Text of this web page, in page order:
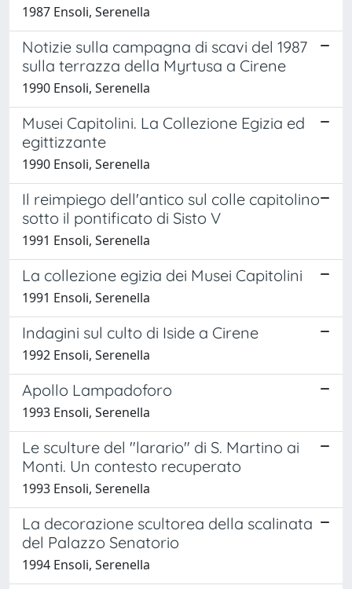
1987 Ensoli, Serenella
Notizie sulla campagna di scavi del 1987
sulla terrazza della Myrtusa a Cirene
1990 Ensoli, Serenella
Musei Capitolini. La Collezione Egizia ed
egittizzante
1990 Ensoli, Serenella
Il reimpiego dell'antico sul colle capitolino
sotto il pontificato di Sisto V
1991 Ensoli, Serenella
La collezione egizia dei Musei Capitolini
1991 Ensoli, Serenella
Indagini sul culto di Iside a Cirene
1992 Ensoli, Serenella
Apollo Lampadoforo
1993 Ensoli, Serenella
Le sculture del "larario" di S. Martino ai
Monti. Un contesto recuperato
1993 Ensoli, Serenella
La decorazione scultorea della scalinata
del Palazzo Senatorio
1994 Ensoli, Serenella